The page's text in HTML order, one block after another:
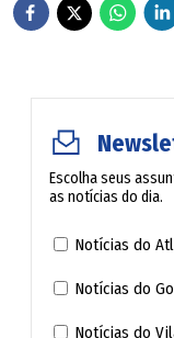
pela Aparecidense,
"Essas
relação ao meu
eu sou o Enzo, ele
conquistar o meu
Escolha seus
as notícias do dia.
Notícias do
Notícias do
Notícias do